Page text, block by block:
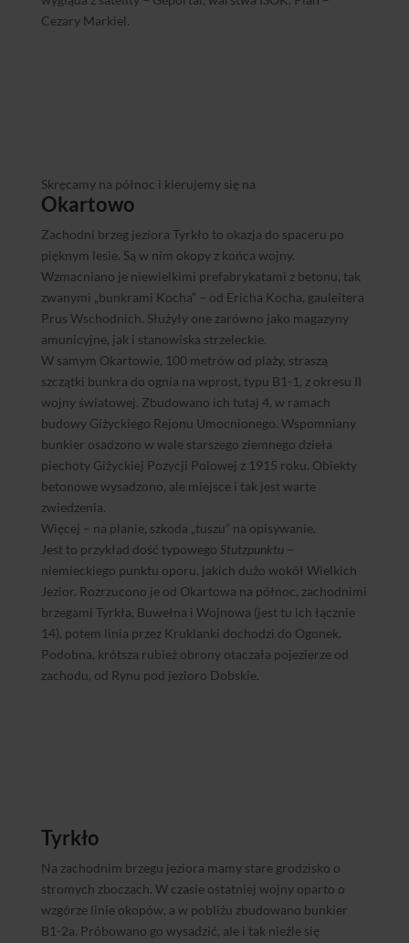
Cezary Markiel.
Skręcamy na północ i kierujemy się na
Okartowo
Zachodni brzeg jeziora Tyrkło to okazja do spaceru po
pięknym lesie. Są w nim okopy z końca wojny.
Wzmacniano je niewielkimi prefabrykatami z betonu, tak
zwanymi „bunkrami Kocha” – od Ericha Kocha, gauleitera
Prus Wschodnich. Służyły one zarówno jako magazyny
amunicyjne, jak i stanowiska strzeleckie.
W samym Okartowie, 100 metrów od plaży, straszą
szczątki bunkra do ognia na wprost, typu B1-1, z okresu II
wojny światowej. Zbudowano ich tutaj 4, w ramach
budowy Giżyckiego Rejonu Umocnionego. Wspomniany
bunkier osadzono w wale starszego ziemnego dzieła
piechoty Giżyckiej Pozycji Polowej z 1915 roku. Obiekty
betonowe wysadzono, ale miejsce i tak jest warte
zwiedzenia.
Więcej – na planie, szkoda „tuszu” na opisywanie.
Jest to przykład dość typowego Stutzpunktu –
niemieckiego punktu oporu, jakich dużo wokół Wielkich
Jezior. Rozrzucono je od Okartowa na północ, zachodnimi
brzegami Tyrkła, Buwełna i Wojnowa (jest tu ich łącznie
14), potem linia przez Kruklanki dochodzi do Ogonek.
Podobna, krótsza rubież obrony otaczała pojezierze od
zachodu, od Rynu pod jezioro Dobskie.
Tyrkło
Na zachodnim brzegu jeziora mamy stare grodzisko o
stromych zboczach. W czasie ostatniej wojny oparto o
wzgórze linie okopów, a w pobliżu zbudowano bunkier
B1-2a. Próbowano go wysadzić, ale i tak nieźle się